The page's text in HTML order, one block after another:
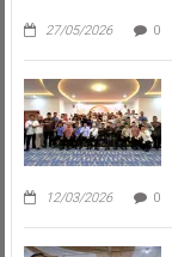
27/05/2026 0
12/03/2026 0